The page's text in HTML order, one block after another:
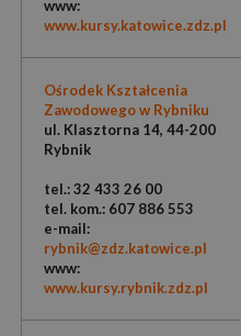
www:
www.kursy.katowice.zdz.pl
Ośrodek Kształcenia
Zawodowego w Rybniku
ul. Klasztorna 14, 44-200
Rybnik
tel.: 32 433 26 00
tel. kom.: 607 886 553
e-mail:
rybnik@zdz.katowice.pl
www:
www.kursy.rybnik.zdz.pl